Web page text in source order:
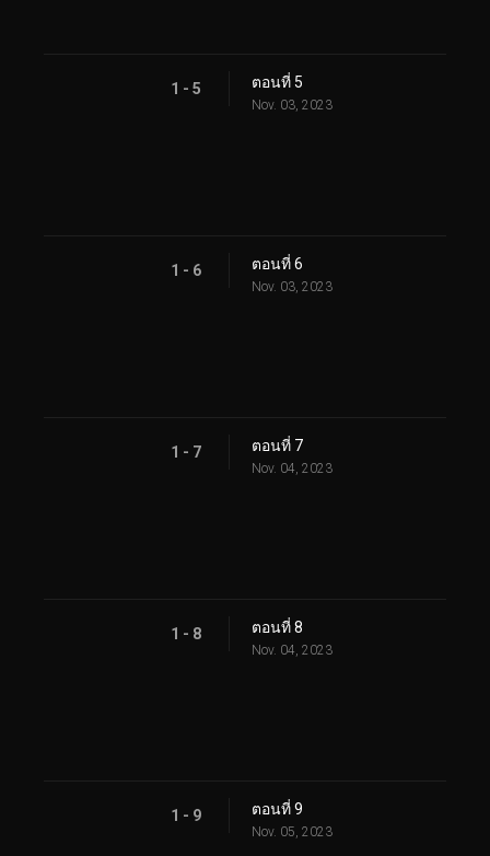
1 - 5 ตอนที่ 5
Nov. 03, 2023
1 - 6 ตอนที่ 6
Nov. 03, 2023
1 - 7 ตอนที่ 7
Nov. 04, 2023
1 - 8 ตอนที่ 8
Nov. 04, 2023
1 - 9 ตอนที่ 9
Nov. 05, 2023